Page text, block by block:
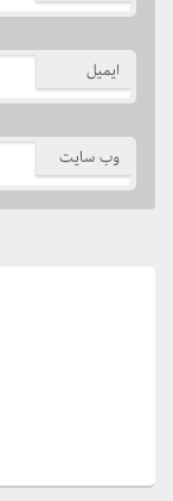
ایمیل
وب‌ سایت